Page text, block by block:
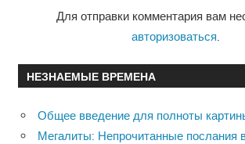
Для отправки комментария вам
авторизоваться
НЕЗНАЕМЫЕ ВРЕМЕНА
Общее введение для полноты
Мегалиты: Непрочитанные послания